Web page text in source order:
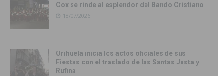
Cox se rinde al esplendor del Bando Cristiano
18/07/2026
Orihuela inicia los actos oficiales de sus
Fiestas con el traslado de las Santas Justa y
Rufina